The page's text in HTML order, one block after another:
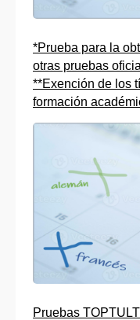
*Prueba para la
otras pruebas
**Exención de los
formación
Pruebas